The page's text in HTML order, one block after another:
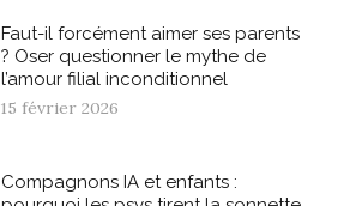
Faut-il forcément aimer ses parents
? Oser questionner le mythe de
l’amour filial inconditionnel
15 février 2026
Compagnons IA et enfants :